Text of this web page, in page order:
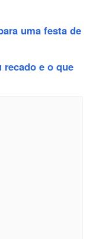
uma festa de
e o que